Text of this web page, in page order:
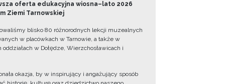
oferta edukacyjna wiosna–lato 2026
Ziemi Tarnowskiej
blisko 80 różnorodnych lekcji muzealnych
w placówkach w Tarnowie, a także w
oddziałach w Dołędze, Wierzchosławicach i
okazja, by w inspirujący i angażujący sposób